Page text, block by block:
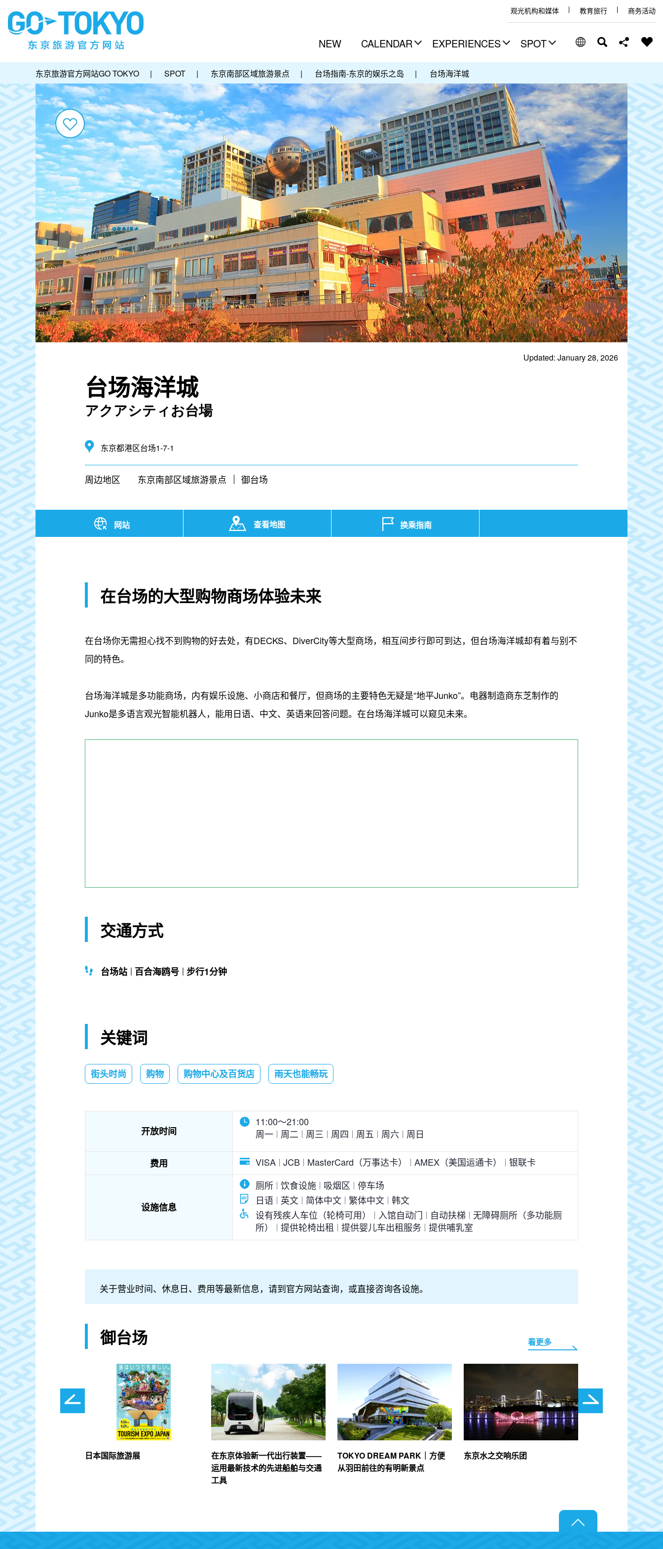
观光机构和媒体 教育旅行 商务活动
NEW CALENDAR EXPERIENCES SPOT
东京旅游官方网站GO TOKYO | SPOT | 东京南部区域旅游景点 | 台场指南-东京的娱乐之岛 | 台场海洋城
Updated: January 28, 2026
台场海洋城
アクアシティお台場
东京都港区台场1-7-1
周边地区 东京南部区域旅游景点 御台场
网站 查看地图 换乘指南
在台场的大型购物商场体验未来
在台场你无需担心找不到购物的好去处，有DECKS、DiverCity等大型商场，相互间步行即可到达，但台场海洋城却有着与别不
同的特色。
台场海洋城是多功能商场，内有娱乐设施、小商店和餐厅，但商场的主要特色无疑是“地平Junko”。电器制造商东芝制作的
Junko是多语言观光智能机器人，能用日语、中文、英语来回答问题。在台场海洋城可以窥见未来。
交通方式
台场站 百合海鸥号 步行1分钟
关键词
街头时尚 购物 购物中心及百货店 雨天也能畅玩
开放时间
11:00～21:00
周一
周二 周三 周四 周五 周六 周日
费用 VISA JCB MasterCard（万事达卡） AMEX（美国运通卡） 银联卡
设施信息
厕所 饮食设施 吸烟区
停车场
日语
英文 简体中文 繁体中文 韩文
设有残疾人车位（轮椅可用）
入馆自动门 自动扶梯
无障碍厕所（多功能厕
所）
提供轮椅出租 提供婴儿车出租服务 提供哺乳室
关于营业时间、休息日、费用等最新信息，请到官方网站查询，或直接咨询各设施。
御台场 看更多
日本国际旅游展
在东京体验新一代出行装置——
运用最新技术的先进船舶与交通
工具
TOKYO DREAM PARK｜方便
从羽田前往的有明新景点
东京水之交响乐团 第10届有明古董世界